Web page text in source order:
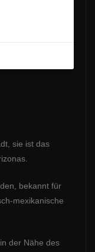
sie ist das
bekannt für
mexikanische
der Nähe des